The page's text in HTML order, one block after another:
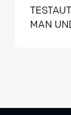
MAN